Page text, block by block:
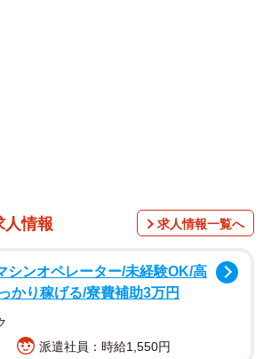
人情報 求人情報一覧へ
シンオペレーター/未経験OK/高
かり稼げる/寮費補助3万円
派遣社員：時給1,550円